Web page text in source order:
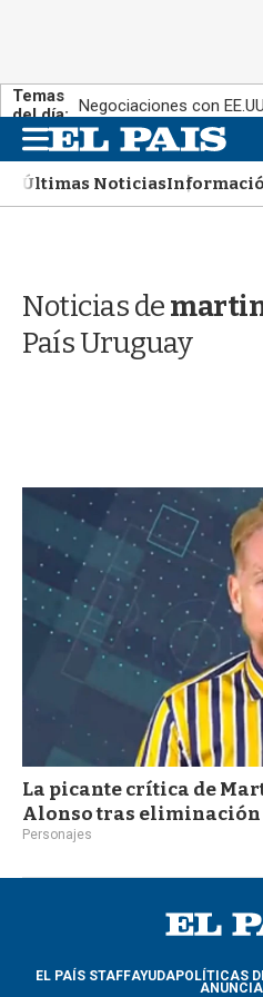
Temas
del día: Negociaciones con EE.UU.
M
e
n
u
Últimas Noticias
Noticias de
País Uruguay
La picante crítica de
Alonso tras eliminación
Personajes
EL PAÍS STAFFAYUDAPOLÍTICAS